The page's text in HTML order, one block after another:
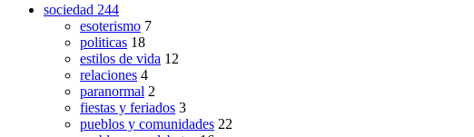
sociedad 244
esoterismo 7
politicas 18
estilos de vida 12
relaciones 4
paranormal 2
fiestas y feriados 3
pueblos y comunidades 22